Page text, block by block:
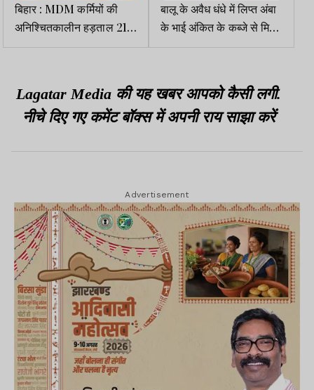
बिहार : MDM कर्मियों की
अनिश्चितकालीन हड़ताल 21
से
बालू के अवैध धंधे में लिप्त अंबा
के भाई अंकित के कब्जे से मिला
था 36 बैंक खातों का ब्योरा
Lagatar Media की यह खबर आपको कैसी लगी.
नीचे दिए गए कमेंट बॉक्स में अपनी राय साझा करें
Advertisement